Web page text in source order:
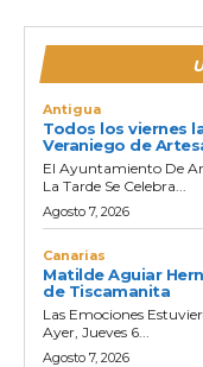
Antigua
Todos los viernes
Veraniego de
El Ayuntamiento De
La Tarde Se Celebra...
Agosto 7, 2026
Canarias
Matilde Aguiar
de Tiscamanita
Las Emociones
Ayer, Jueves 6...
Agosto 7, 2026